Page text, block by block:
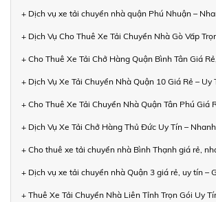
+ Dịch vụ xe tải chuyển nhà quận Phú Nhuận –
+ Dịch Vụ Cho Thuê Xe Tải Chuyển Nhà Gò Vấp
+ Cho Thuê Xe Tải Chở Hàng Quận Bình Tân Giá
+ Dịch Vụ Xe Tải Chuyển Nhà Quận 10 Giá Rẻ – Uy
+ Cho Thuê Xe Tải Chuyển Nhà Quận Tân Phú Giá
+ Dịch Vụ Xe Tải Chở Hàng Thủ Đức Uy Tín –
+ Cho thuê xe tải chuyển nhà Bình Thạnh giá rẻ,
+ Dịch vụ xe tải chuyển nhà Quận 3 giá rẻ, uy tín –
+ Thuê Xe Tải Chuyển Nhà Liên Tỉnh Trọn Gói Uy